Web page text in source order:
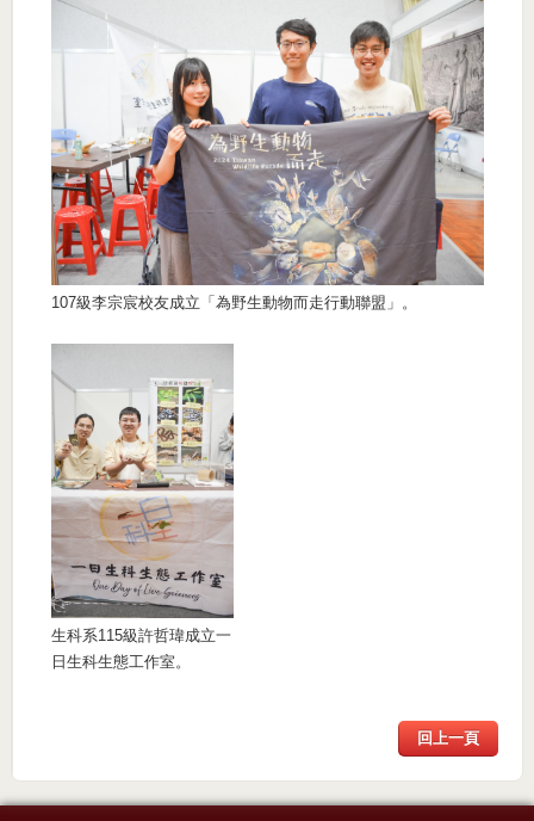
107級李宗宸校友成立「為野生動物而走行動聯盟」。
生科系115級許哲瑋成立一
日生科生態工作室。
回上一頁